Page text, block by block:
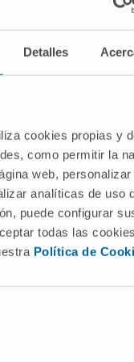
Detalles
cookies propias y
como permitir la
web, personalizar
analíticas de uso
puede configurar
todas las
Política de
circuito de
tegmental ventral,
la corteza
septales, entre
de esta
intenso, no
cerebro capaz de
si se lesiona
la lesión de
agresivo ante
de manipular. El